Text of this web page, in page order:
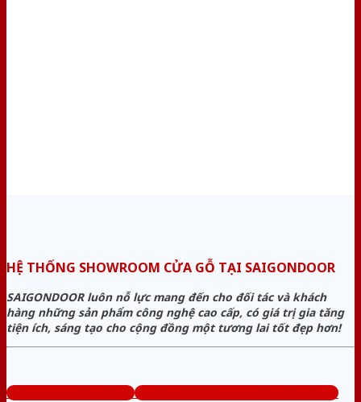
HỆ THỐNG SHOWROOM CỬA GỖ TẠI SAIGONDOOR
SAIGONDOOR luôn nỗ lực mang đến cho đối tác và khách
hàng những sản phẩm công nghệ cao cấp, có giá trị gia tăng
tiện ích, sáng tạo cho cộng đồng một tương lai tốt đẹp hơn!
www.bancuagodep.com Tổng đài tư vấn miễn phí: 0824.400.400